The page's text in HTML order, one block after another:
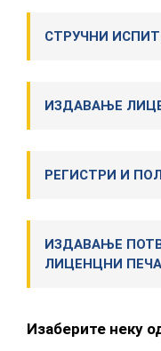
Изаберите неку
СТРУЧНИ
ИЗДАВАЊЕ
РЕГИСТРИ И
ИЗДАВАЊЕ
ЛИЦЕНЦНИ